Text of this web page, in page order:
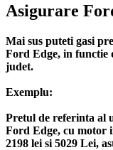
Asigurare
Mai sus puteti gasi
Ford Edge, in
judet.
Exemplu:
Pretul de referinta al
Ford Edge, cu motor
2198 lei si 5029 Lei,